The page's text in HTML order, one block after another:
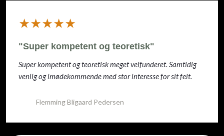
​★★★★★
"Super kompetent og teoretisk"
Super kompetent og teoretisk meget velfunderet. Samtidig
venlig og imødekommende med stor interesse for sit felt.
Flemming Bligaard Pedersen